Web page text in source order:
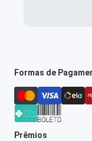
Formas de
Prêmios